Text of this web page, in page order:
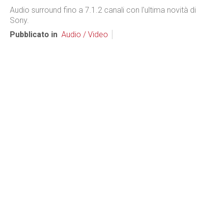
Audio surround fino a 7.1.2 canali con l'ultima novità di
Sony.
Pubblicato in Audio / Video